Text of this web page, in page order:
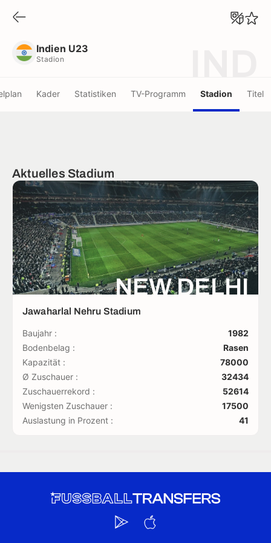
Indien U23
Stadion
Kader Statistiken TV-Programm Stadion Titel
Aktuelles Stadium
NEW DELHI
Jawaharlal Nehru Stadium
Baujahr :
1982
Bodenbelag :
Rasen
Kapazität :
78000
Ø Zuschauer :
32434
Zuschauerrekord :
52614
Wenigsten Zuschauer :
17500
Auslastung in Prozent :
41